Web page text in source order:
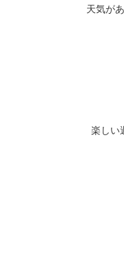
天気が
楽しい